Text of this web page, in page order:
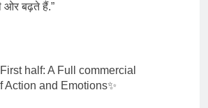
ओर बढ़ते हैं.”
First half: A Full commercial
Action and Emotions✨